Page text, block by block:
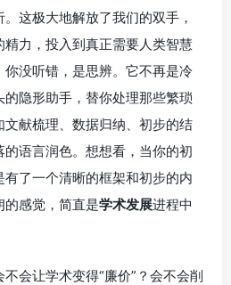
这极大地解放了我们的双手，
力，投入到真正需要人类智慧
你没听错，是思辨。它不再是冷
隐形助手，替你处理那些繁琐
献梳理、数据归纳、初步的结
语言润色。想想看，当你的初
了一个清晰的框架和初步的内
感觉，简直是学术发展进程中
会让学术变得“廉价”？会不会削